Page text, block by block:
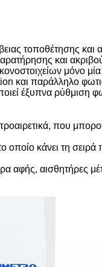
τοποθέτησης και
και
μόνο
και παράλληλο
έξυπνα ρύθμιση
που
κάνει τη σειρά
αφής, αισθητήρες